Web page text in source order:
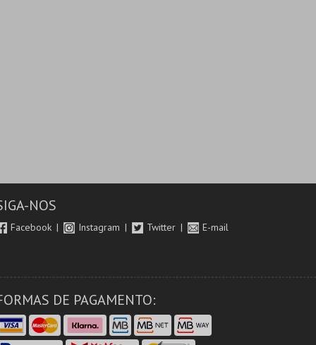
NOS
Facebook Instagram Twitter E-mail
DE PAGAMENTO: